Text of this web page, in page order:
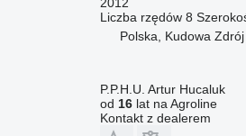
Liczba rzędów 8
Polska, Kudowa Zdrój
P.P.H.U. Artur Hucaluk
od 16lat na Agroline
Kontakt z dealerem